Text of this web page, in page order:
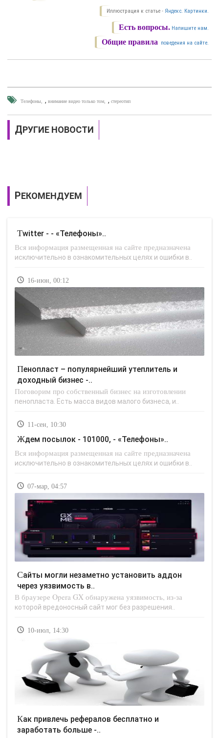
Иллюстрация к статье - Яндекс. Картинки.
Есть вопросы. Напишите нам.
Общие правила поведения на сайте.
Телефоны , внимание видео только том , стереотип
ДРУГИЕ НОВОСТИ
РЕКОМЕНДУЕМ
Twitter - - «Телефоны»..
Вся информация размещенная на сайте предназначена
исключительно в ознакомительных целях и ошибки в..
16-июн, 00:12
Пенопласт – популярнейший утеплитель и
доходный бизнес -..
Поговорим про собственный бизнес на изготовлении
пенопласта. Есть масса видов малого бизнеса, и..
11-сен, 10:30
Ждем посылок - 101000, - «Телефоны»..
Вся информация размещенная на сайте предназначена
исключительно в ознакомительных целях и ошибки в..
07-мар, 04:57
Сайты могли незаметно установить аддон
через уязвимость в..
В браузере Opera GX обнаружена уязвимость, из-за
которой вредоносный сайт мог без разрешения..
10-июл, 14:30
Как привлечь рефералов бесплатно и
заработать больше -..